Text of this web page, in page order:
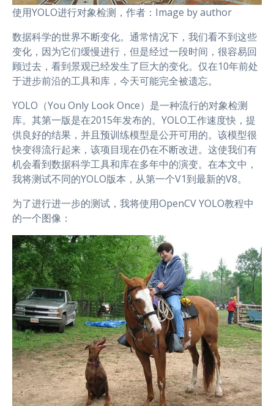
使用YOLO进行对象检测，作者：Image by author
数据科学的世界不断变化。通常情况下，我们看不到这些
变化，因为它们缓慢进行，但是经过一段时间，很容易回
顾过去，看到景观已经发生了巨大的变化。仅在10年前处
于进步前沿的工具和库，今天可能完全被遗忘。
YOLO（You Only Look Once）是一种流行的对象检测
库。其第一版是在2015年发布的。YOLO工作速度快，提
供良好的结果，并且预训练模型是公开可用的。该模型很
快变得流行起来，该项目现在仍在不断改进。这使我们有
机会看到数据科学工具和库在多年中的演变。在本文中，
我将测试不同的YOLO版本，从第一个V1到最新的V8。
为了进行进一步的测试，我将使用OpenCV YOLO教程中
的一个图像：